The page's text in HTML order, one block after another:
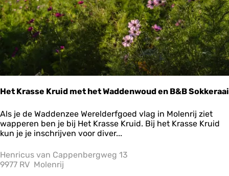
d
Het Krasse Kruid met het Waddenwoud en B&B Sokkeraai
H
e
t
r
a
Als je de Waddenzee Werelderfgoed vlag in Molenrij ziet
wapperen ben je bij Het Krasse Kruid. Bij het Krasse Kruid
kun je je inschrijven voor diver...
Henricus van Cappenbergweg 13
9977 RV Molenrij